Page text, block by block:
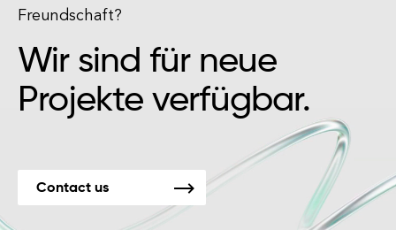
Freundschaft?
Wir sind für neue
Projekte verfügbar.
Contact us